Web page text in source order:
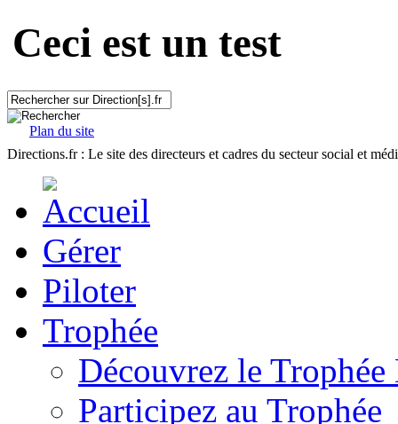
Ceci est un test
Plan du site
Directions.fr : Le site des directeurs et cadres du secteur social et
Gérer
Piloter
Trophée
Découvrez le
Participez au Trophée